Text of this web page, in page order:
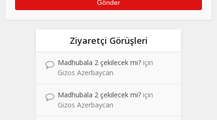
Ziyaretçi Görüşleri
Madhubala 2 çekilecek mi? için
Gizos Azerbaycan
Madhubala 2 çekilecek mi? için
Gizos Azerbaycan